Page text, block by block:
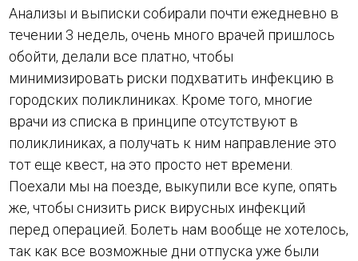
Анализы и выписки собирали почти ежедневно в
течении 3 недель, очень много врачей пришлось
обойти, делали все платно, чтобы
минимизировать риски подхватить инфекцию в
городских поликлиниках. Кроме того, многие
врачи из списка в принципе отсутствуют в
поликлиниках, а получать к ним направление это
тот еще квест, на это просто нет времени.
Поехали мы на поезде, выкупили все купе, опять
же, чтобы снизить риск вирусных инфекций
перед операцией. Болеть нам вообще не хотелось,
так как все возможные дни отпуска уже были